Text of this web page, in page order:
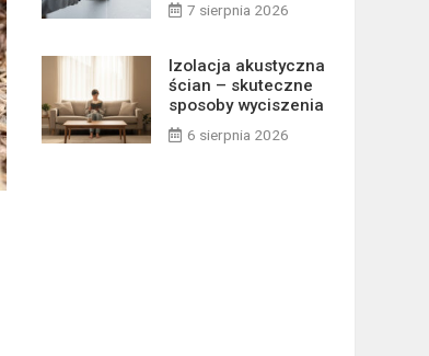
7 sierpnia 2026
Izolacja akustyczna
ścian – skuteczne
sposoby wyciszenia
6 sierpnia 2026